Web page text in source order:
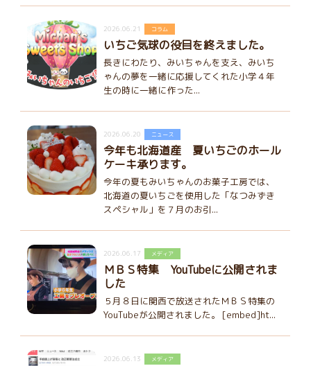
2026.06.21 コラム
いちご気球の役目を終えました。
長きにわたり、みいちゃんを支え、みいち
ゃんの夢を一緒に応援してくれた小学４年
生の時に一緒に作った...
2026.06.20 ニュース
今年も北海道産 夏いちごのホール
ケーキ承ります。
今年の夏もみいちゃんのお菓子工房では、
北海道の夏いちごを使用した「なつみずき
スペシャル」を７月のお引...
2026.06.17 メディア
ＭＢＳ特集 YouTubeに公開されま
した
５月８日に関西で放送されたＭＢＳ特集の
YouTubeが公開されました。 [embed]ht...
2026.06.13 メディア